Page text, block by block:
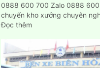
0888 600 700 Zalo 0888
chuyển kho xưởng chuyên
Đọc thêm:
Chuyển
Kho